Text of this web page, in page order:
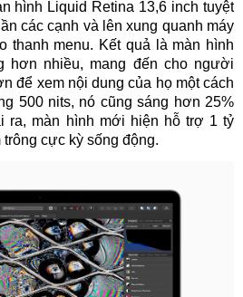
hình Liquid Retina 13,6 inch tuyệt
các cạnh và lên xung quanh máy
thanh menu. Kết quả là màn hình
hơn nhiều, mang đến cho người
để xem nội dung của họ một cách
500 nits, nó cũng sáng hơn 25%
ra, màn hình mới hiện hỗ trợ 1 tỷ
cực kỳ sống động.